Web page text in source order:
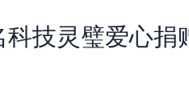
科技灵璧爱心捐